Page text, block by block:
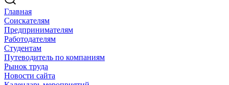
Главная
Соискателям
Предпринимателям
Работодателям
Студентам
Путеводитель по компаниям
Рынок труда
Новости сайта